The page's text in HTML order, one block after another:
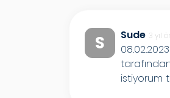
S Sude 3 yıl
istiyorum